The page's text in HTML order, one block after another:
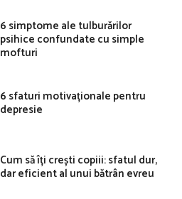
6 simptome ale tulburărilor
psihice confundate cu simple
mofturi
6 sfaturi motivaționale pentru
depresie
Cum să îți crești copiii: sfatul dur,
dar eficient al unui bătrân evreu